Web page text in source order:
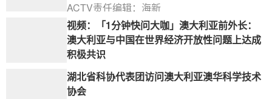
ACTV责任编辑：海新
视频：「1分钟快问大咖」澳大利亚前外长：
澳大利亚与中国在世界经济开放性问题上达成
积极共识
澳华电视传媒2024-07-0910:04:37来源：国际
在线2024-07-0...
湖北省科协代表团访问澳大利亚澳华科学技术
协会